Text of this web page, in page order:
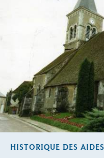
HISTORIQUE DES AIDES